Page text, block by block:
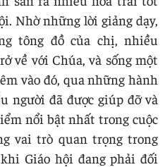
Nhờ những lời giảng dạy,
tông đồ của chị, nhiều
về với Chúa, và sống một
vào đó, qua những hành
người đã được giúp đỡ và
nổi bật nhất trong cuộc
vai trò quan trọng trong
Giáo hội đang phải đối